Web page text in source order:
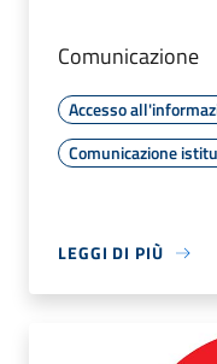
Comunicazione
Accesso
Comunicazione
LEGGI DI PIÙ